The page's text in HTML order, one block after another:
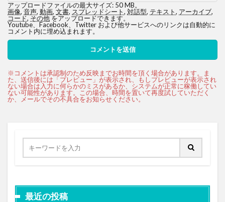
アップロードファイルの最大サイズ: 50 MB。
画像, 音声, 動画, 文書, スプレッドシート, 対話型, テキスト, アーカイブ,
コード,その他をアップロードできます。
Youtube、Facebook、Twitter および他サービスへのリンクは自動的に
コメント内に埋め込まれます。
最近の投稿